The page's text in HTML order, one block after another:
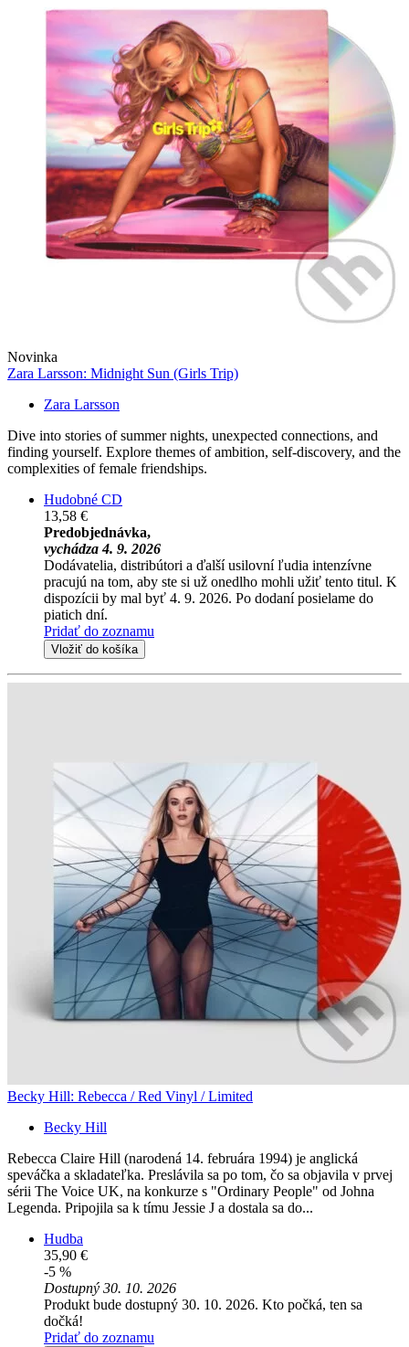
Novinka
Zara Larsson: Midnight Sun (Girls Trip)
Zara Larsson
Dive into stories of summer nights, unexpected connections, and
finding yourself. Explore themes of ambition, self-discovery, and the
complexities of female friendships.
Hudobné CD
13,58 €
Predobjednávka,
vychádza 4. 9. 2026
Dodávatelia, distribútori a ďalší usilovní ľudia intenzívne
pracujú na tom, aby ste si už onedlho mohli užiť tento titul. K
dispozícii by mal byť 4. 9. 2026. Po dodaní posielame do
piatich dní.
Pridať do zoznamu
Vložiť do košíka
Becky Hill: Rebecca / Red Vinyl / Limited
Becky Hill
Rebecca Claire Hill (narodená 14. februára 1994) je anglická
speváčka a skladateľka. Preslávila sa po tom, čo sa objavila v prvej
sérii The Voice UK, na konkurze s "Ordinary People" od Johna
Legenda. Pripojila sa k tímu Jessie J a dostala sa do...
Hudba
35,90 €
-5 %
Dostupný 30. 10. 2026
Produkt bude dostupný 30. 10. 2026. Kto počká, ten sa
dočká!
Pridať do zoznamu